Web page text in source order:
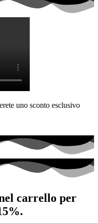
uno sconto esclusivo
carrello per